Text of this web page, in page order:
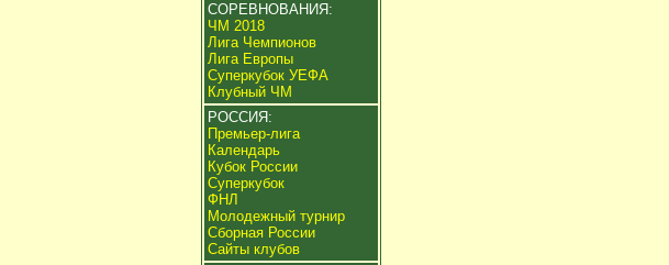
СОРЕВНОВАНИЯ:
ЧМ 2018
Лига Чемпионов
Лига Европы
Суперкубок УЕФА
Клубный ЧМ
РОССИЯ:
Премьер-лига
Календарь
Кубок России
Суперкубок
ФНЛ
Молодежный турнир
Сборная России
Сайты клубов